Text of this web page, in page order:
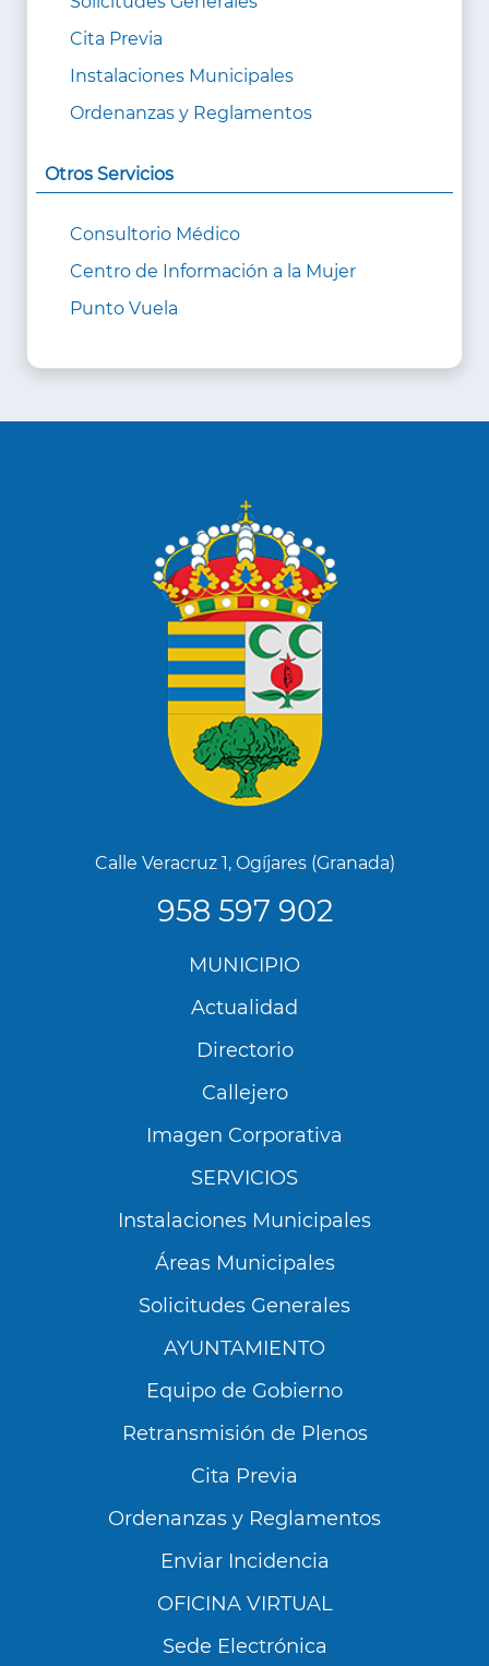
Cita Previa
Instalaciones Municipales
Ordenanzas y Reglamentos
Otros Servicios
Consultorio Médico
Centro de Información a la Mujer
Punto Vuela
Calle Veracruz 1, Ogíjares (Granada)
958 597 902
MUNICIPIO
Actualidad
Directorio
Callejero
Imagen Corporativa
SERVICIOS
Instalaciones Municipales
Áreas Municipales
Solicitudes Generales
AYUNTAMIENTO
Equipo de Gobierno
Retransmisión de Plenos
Cita Previa
Ordenanzas y Reglamentos
Enviar Incidencia
OFICINA VIRTUAL
Sede Electrónica